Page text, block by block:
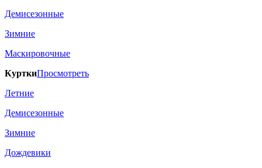
Демисезонные
Зимние
Маскировочные
КурткиПросмотреть
Летние
Демисезонные
Зимние
Дождевики